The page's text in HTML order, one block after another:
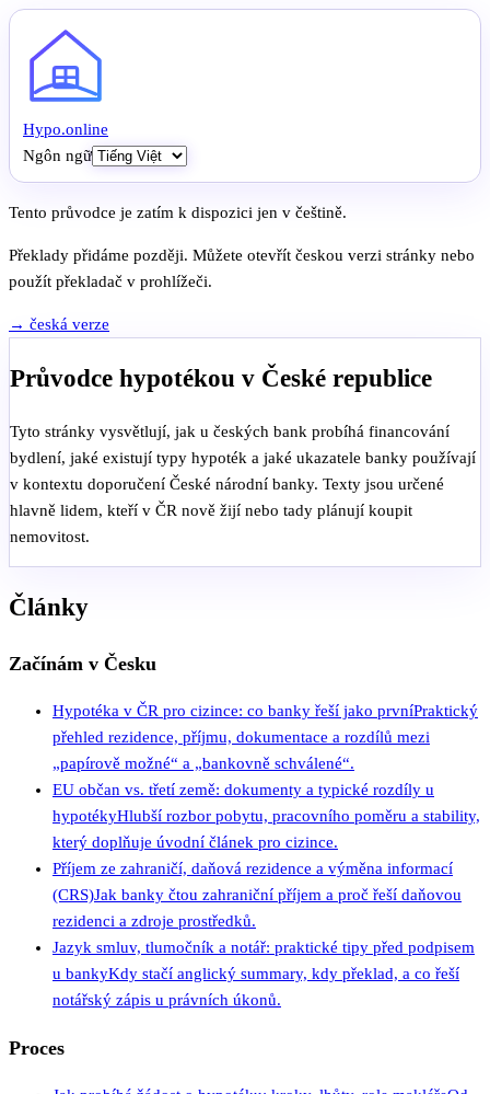
Hypo.online
Ngôn ngữ
Tento průvodce je zatím k dispozici jen v češtině.
Překlady přidáme později. Můžete otevřít českou verzi stránky nebo
použít překladač v prohlížeči.
→ česká verze
Průvodce hypotékou v České republice
Tyto stránky vysvětlují, jak u českých bank probíhá financování
bydlení, jaké existují typy hypoték a jaké ukazatele banky používají
v kontextu doporučení České národní banky. Texty jsou určené
hlavně lidem, kteří v ČR nově žijí nebo tady plánují koupit
nemovitost.
Články
Začínám v Česku
Hypotéka v ČR pro cizince: co banky řeší jako prvníPraktický
přehled rezidence, příjmu, dokumentace a rozdílů mezi
„papírově možné“ a „bankovně schválené“.
EU občan vs. třetí země: dokumenty a typické rozdíly u
hypotékyHlubší rozbor pobytu, pracovního poměru a stability,
který doplňuje úvodní článek pro cizince.
Příjem ze zahraničí, daňová rezidence a výměna informací
(CRS)Jak banky čtou zahraniční příjem a proč řeší daňovou
rezidenci a zdroje prostředků.
Jazyk smluv, tlumočník a notář: praktické tipy před podpisem
u bankyKdy stačí anglický summary, kdy překlad, a co řeší
notářský zápis u právních úkonů.
Proces